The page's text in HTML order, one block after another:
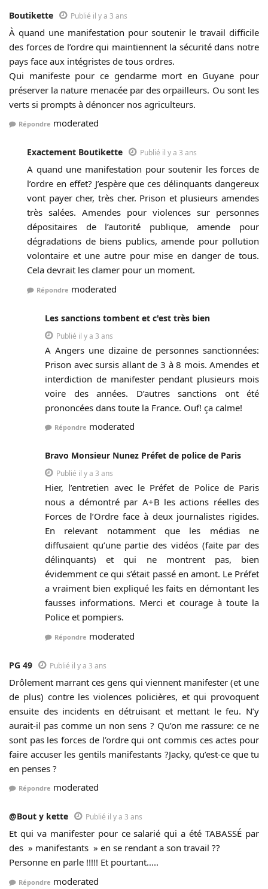
Boutikette Publié il y a 3 ans
À quand une manifestation pour soutenir le travail difficile
des forces de l’ordre qui maintiennent la sécurité dans notre
pays face aux intégristes de tous ordres.
Qui manifeste pour ce gendarme mort en Guyane pour
préserver la nature menacée par des orpailleurs. Ou sont les
verts si prompts à dénoncer nos agriculteurs.
Répondre moderated
Exactement Boutikette Publié il y a 3 ans
A quand une manifestation pour soutenir les forces de
l’ordre en effet? J’espère que ces délinquants dangereux
vont payer cher, très cher. Prison et plusieurs amendes
très salées. Amendes pour violences sur personnes
dépositaires de l’autorité publique, amende pour
dégradations de biens publics, amende pour pollution
volontaire et une autre pour mise en danger de tous.
Cela devrait les clamer pour un moment.
Répondre moderated
Les sanctions tombent et c'est très bien
Publié il y a 3 ans
A Angers une dizaine de personnes sanctionnées:
Prison avec sursis allant de 3 à 8 mois. Amendes et
interdiction de manifester pendant plusieurs mois
voire des années. D’autres sanctions ont été
prononcées dans toute la France. Ouf! ça calme!
Répondre moderated
Bravo Monsieur Nunez Préfet de police de Paris
Publié il y a 3 ans
Hier, l’entretien avec le Préfet de Police de Paris
nous a démontré par A+B les actions réelles des
Forces de l’Ordre face à deux journalistes rigides.
En relevant notamment que les médias ne
diffusaient qu’une partie des vidéos (faite par des
délinquants) et qui ne montrent pas, bien
évidemment ce qui s’était passé en amont. Le Préfet
a vraiment bien expliqué les faits en démontant les
fausses informations. Merci et courage à toute la
Police et pompiers.
Répondre moderated
PG 49 Publié il y a 3 ans
Drôlement marrant ces gens qui viennent manifester (et une
de plus) contre les violences policières, et qui provoquent
ensuite des incidents en détruisant et mettant le feu. N’y
aurait-il pas comme un non sens ? Qu’on me rassure: ce ne
sont pas les forces de l’ordre qui ont commis ces actes pour
faire accuser les gentils manifestants ?Jacky, qu’est-ce que tu
en penses ?
Répondre moderated
@Bout y kette Publié il y a 3 ans
Et qui va manifester pour ce salarié qui a été TABASSÉ par
des » manifestants » en se rendant a son travail ??
Personne en parle !!!!! Et pourtant…..
Répondre moderated